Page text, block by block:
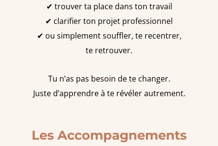
✔ trouver ta place dans ton travail
✔ clarifier ton projet professionnel
✔ ou simplement souffler, te recentrer,
te retrouver.
Tu n’as pas besoin de te changer.
Juste d’apprendre à te révéler autrement.
Les Accompagnements